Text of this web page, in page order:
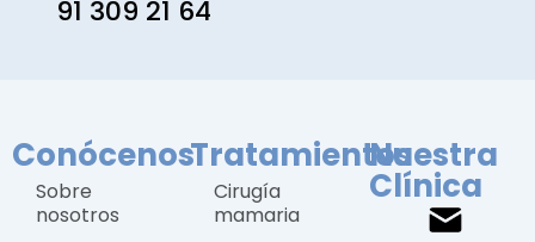
91 309 21 64
Conócenos
Sobre
nosotros
Tratamientos
Cirugía
mamaria
Nuestra
Clínica